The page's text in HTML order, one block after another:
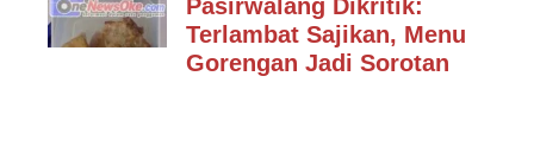
Pasirwalang Dikritik:
Terlambat Sajikan, Menu
Gorengan Jadi Sorotan